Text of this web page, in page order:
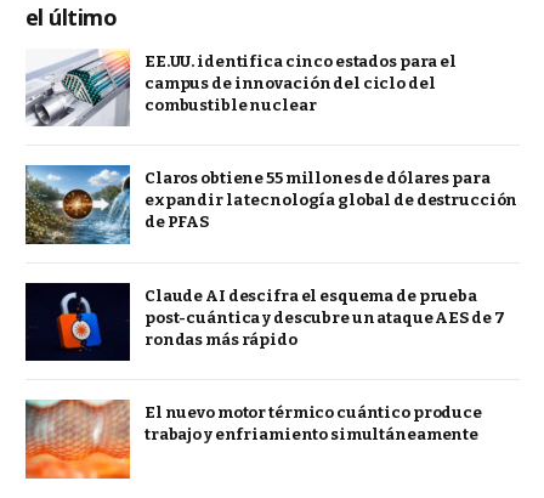
el último
EE.UU. identifica cinco estados para el
campus de innovación del ciclo del
combustible nuclear
Claros obtiene 55 millones de dólares para
expandir la tecnología global de destrucción
de PFAS
Claude AI descifra el esquema de prueba
post-cuántica y descubre un ataque AES de 7
rondas más rápido
El nuevo motor térmico cuántico produce
trabajo y enfriamiento simultáneamente